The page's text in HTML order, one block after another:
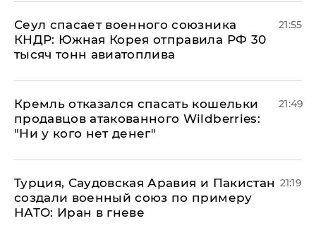
​Сеул спасает военного союзника
КНДР: Южная Корея отправила РФ 30
тысяч тонн авиатоплива
21:55
Кремль отказался спасать кошельки
продавцов атакованного Wildberries:
"Ни у кого нет денег"
21:49
Турция, Саудовская Аравия и Пакистан
создали военный союз по примеру
НАТО: Иран в гневе
21:19